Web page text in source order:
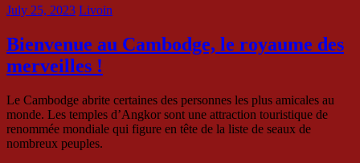
July 25, 2023 Livoin
Bienvenue au Cambodge, le royaume des
merveilles !
Le Cambodge abrite certaines des personnes les plus amicales au
monde. Les temples d’Angkor sont une attraction touristique de
renommée mondiale qui figure en tête de la liste de seaux de
nombreux peuples.